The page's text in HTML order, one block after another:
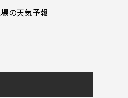
の天気予報